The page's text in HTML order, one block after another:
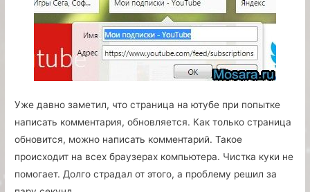
Уже давно заметил, что страница на ютубе при попытке
написать комментария, обновляется. Как только страница
обновится, можно написать комментарий. Такое
происходит на всех браузерах компьютера. Чистка куки не
помогает. Долго страдал от этого, а проблему решил за